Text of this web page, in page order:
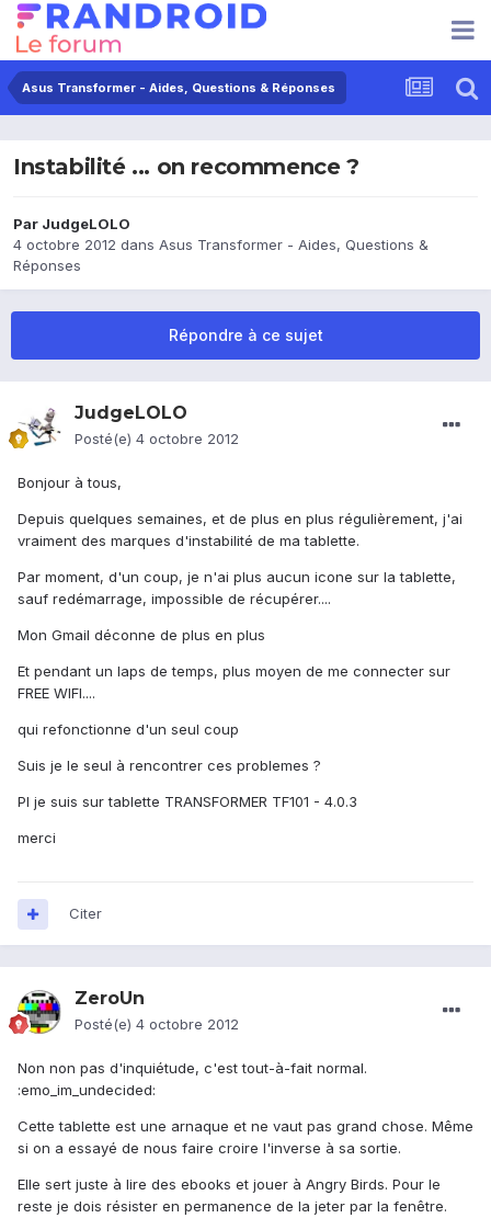
Asus Transformer - Aides, Questions & Réponses
Instabilité ... on recommence ?
Par JudgeLOLO
4 octobre 2012 dans Asus Transformer - Aides, Questions &
Réponses
Répondre à ce sujet
JudgeLOLO
Posté(e) 4 octobre 2012
Bonjour à tous,
Depuis quelques semaines, et de plus en plus régulièrement, j'ai
vraiment des marques d'instabilité de ma tablette.
Par moment, d'un coup, je n'ai plus aucun icone sur la tablette,
sauf redémarrage, impossible de récupérer....
Mon Gmail déconne de plus en plus
Et pendant un laps de temps, plus moyen de me connecter sur
FREE WIFI....
qui refonctionne d'un seul coup
Suis je le seul à rencontrer ces problemes ?
PI je suis sur tablette TRANSFORMER TF101 - 4.0.3
merci
Citer
ZeroUn
Posté(e) 4 octobre 2012
Non non pas d'inquiétude, c'est tout-à-fait normal.
:emo_im_undecided:
Cette tablette est une arnaque et ne vaut pas grand chose. Même
si on a essayé de nous faire croire l'inverse à sa sortie.
Elle sert juste à lire des ebooks et jouer à Angry Birds. Pour le
reste je dois résister en permanence de la jeter par la fenêtre.